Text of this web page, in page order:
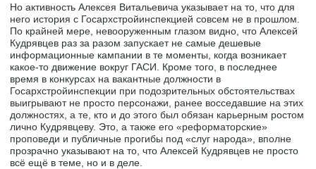
Но активность Алексея Витальевича указывает на то, что для
него история с Госархстройинспекцией совсем не в прошлом.
По крайней мере, невооруженным глазом видно, что Алексей
Кудрявцев раз за разом запускает не самые дешевые
информационные кампании в те моменты, когда возникает
какое-то движение вокруг ГАСИ. Кроме того, в последнее
время в конкурсах на вакантные должности в
Госархстройинспекции при подозрительных обстоятельствах
выигрывают не просто персонажи, ранее восседавшие на этих
должностях, а те, кто и до этого был обязан карьерным ростом
лично Кудрявцеву. Это, а также его «реформаторские»
проповеди и публичные прогибы под «слуг народа», вполне
прозрачно указывают на то, что Алексей Кудрявцев не просто
всё ещё в теме, но и в деле.